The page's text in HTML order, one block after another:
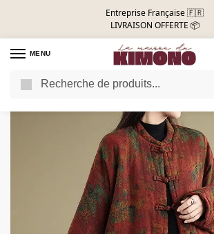
Entreprise Française 🇫🇷
LIVRAISON OFFERTE 📦
MENU
/ Manteau kimono / Manteau Kimono